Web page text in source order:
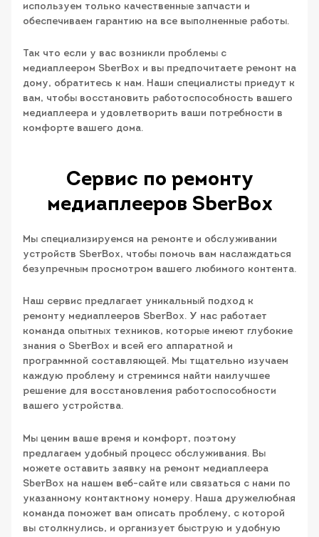
используем только качественные запчасти и
обеспечиваем гарантию на все выполненные работы.
Так что если у вас возникли проблемы с
медиаплеером SberBox и вы предпочитаете ремонт на
дому, обратитесь к нам. Наши специалисты приедут к
вам, чтобы восстановить работоспособность вашего
медиаплеера и удовлетворить ваши потребности в
комфорте вашего дома.
Сервис по ремонту
медиаплееров SberBox
Мы специализируемся на ремонте и обслуживании
устройств SberBox, чтобы помочь вам наслаждаться
безупречным просмотром вашего любимого контента.
Наш сервис предлагает уникальный подход к
ремонту медиаплееров SberBox. У нас работает
команда опытных техников, которые имеют глубокие
знания о SberBox и всей его аппаратной и
программной составляющей. Мы тщательно изучаем
каждую проблему и стремимся найти наилучшее
решение для восстановления работоспособности
вашего устройства.
Мы ценим ваше время и комфорт, поэтому
предлагаем удобный процесс обслуживания. Вы
можете оставить заявку на ремонт медиаплеера
SberBox на нашем веб-сайте или связаться с нами по
указанному контактному номеру. Наша дружелюбная
команда поможет вам описать проблему, с которой
вы столкнулись, и организует быструю и удобную